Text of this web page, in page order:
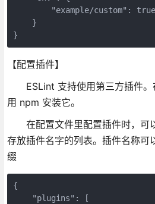
        "example/custom": true
    }
}
【配置插件】
ESLint 支持使用第三方插件。
用 npm 安装它。
在配置文件里配置插件时，可
存放插件名字的列表。插件名称
缀
{
    "plugins": [